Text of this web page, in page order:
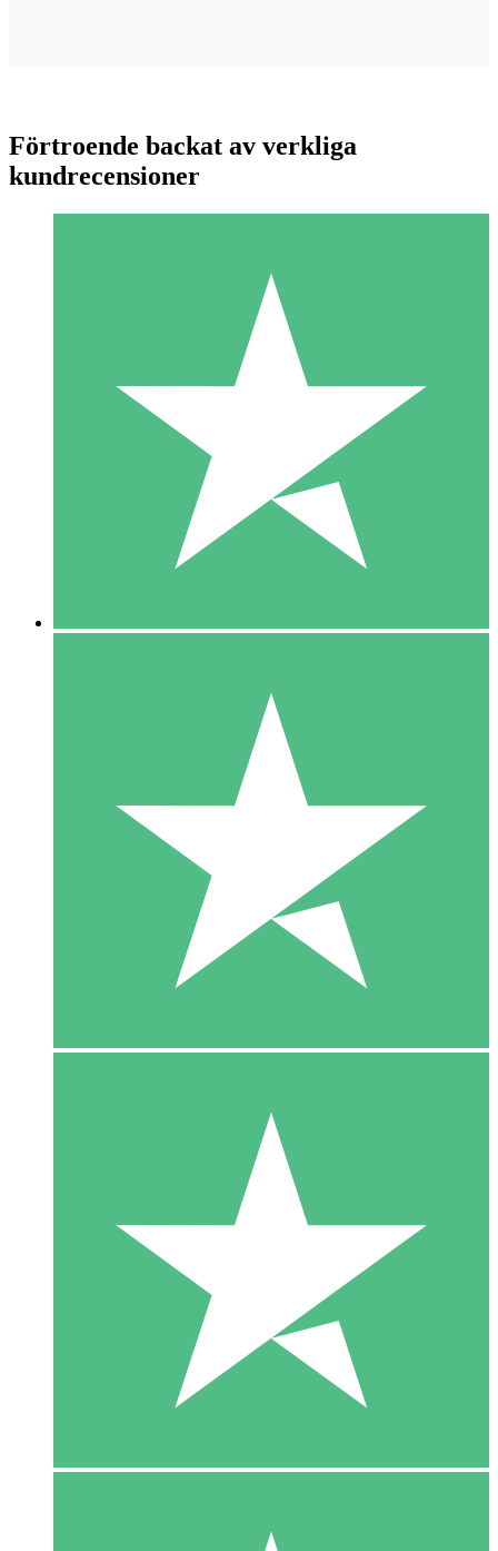
Individuella Kreditpaket
Betala per användning med nedladdningskrediter. Inget
1 Nedladdningar
10 00
10 Nedladdningar
20 00
Förtroende backat av verkliga
kundrecensioner